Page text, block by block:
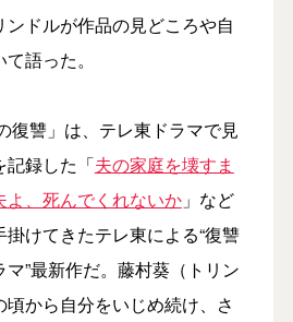
ドルが作品の見どころや自
語った。
復讐」は、テレ東ドラマで見
記録した「夫の家庭を壊すま
よ、死んでくれないか」など
けてきたテレ東による“復讐
マ”最新作だ。藤村葵（トリン
頃から自分をいじめ続け、さ